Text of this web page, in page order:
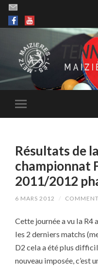
Résultats de
championnat
2011/2012
6 MARS 2012 /
Cette journée a vu la R4
les 2 derniers matchs
D2 cela a été plus
nouveau imposée, c’est